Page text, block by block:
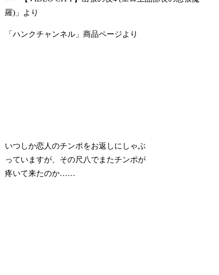
「ハンクチャンネル」商品ページより
いつしか恋人のチンポをお返しにしゃぶ
っていますが、その尺八でまたチンポが
疼いて来たのか……